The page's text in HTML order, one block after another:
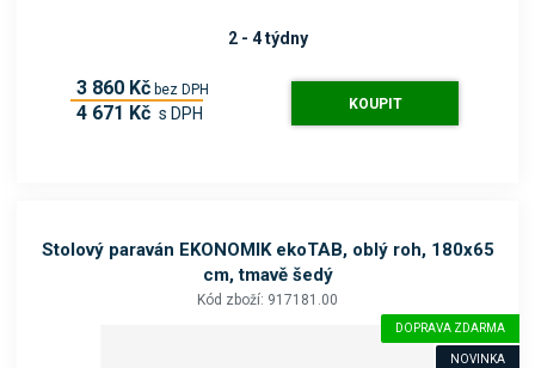
2 - 4 týdny
3 860 Kč bez DPH
4 671 Kč s DPH KOUPIT
Stolový paraván EKONOMIK ekoTAB, oblý roh, 180x65
cm, tmavě šedý
Kód zboží: 917181.00
DOPRAVA ZDARMA
NOVINKA